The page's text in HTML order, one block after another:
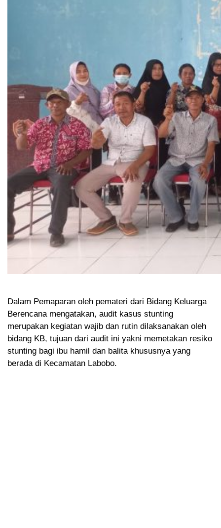
Dalam Pemaparan oleh pemateri dari Bidang Keluarga
Berencana mengatakan, audit kasus stunting
merupakan kegiatan wajib dan rutin dilaksanakan oleh
bidang KB, tujuan dari audit ini yakni memetakan resiko
stunting bagi ibu hamil dan balita khususnya yang
berada di Kecamatan Labobo.